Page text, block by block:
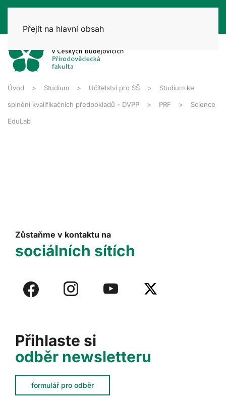
Přejít na hlavní obsah
Úvod Studium Učitelství pro SŠ Studium ke
splnění kvalifikačních předpokladů - DVPP PRF Science
EduLab
Přihlaste si
odběr newsletteru
formulář pro odběr
Zůstaňme v kontaktu na
sociálních sítích